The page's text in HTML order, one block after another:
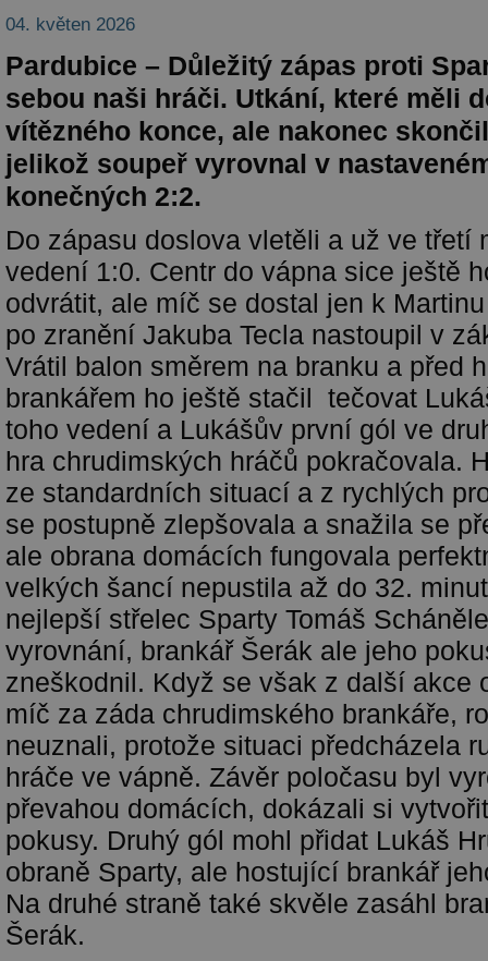
04. květen 2026
Pardubice – Důležitý zápas proti
sebou naši hráči. Utkání, které měli
vítězného konce, ale nakonec
jelikož soupeř vyrovnal v
konečných 2:2.
Do zápasu doslova vletěli a už ve třetí
vedení 1:0. Centr do vápna sice ještě
odvrátit, ale míč se dostal jen k
po zranění Jakuba Tecla nastoupil v
Vrátil balon směrem na branku a před
brankářem ho ještě stačil tečovat
toho vedení a Lukášův první gól ve
hra chrudimských hráčů pokračovala.
ze standardních situací a z rychlých
se postupně zlepšovala a snažila se
ale obrana domácích fungovala
velkých šancí nepustila až do 32.
nejlepší střelec Sparty Tomáš
vyrovnání, brankář Šerák ale jeho
zneškodnil. Když se však z další akce
míč za záda chrudimského brankáře,
neuznali, protože situaci předcházela
hráče ve vápně. Závěr poločasu byl
převahou domácích, dokázali si
pokusy. Druhý gól mohl přidat Lukáš
obraně Sparty, ale hostující brankář
Na druhé straně také skvěle zasáhl
Šerák.